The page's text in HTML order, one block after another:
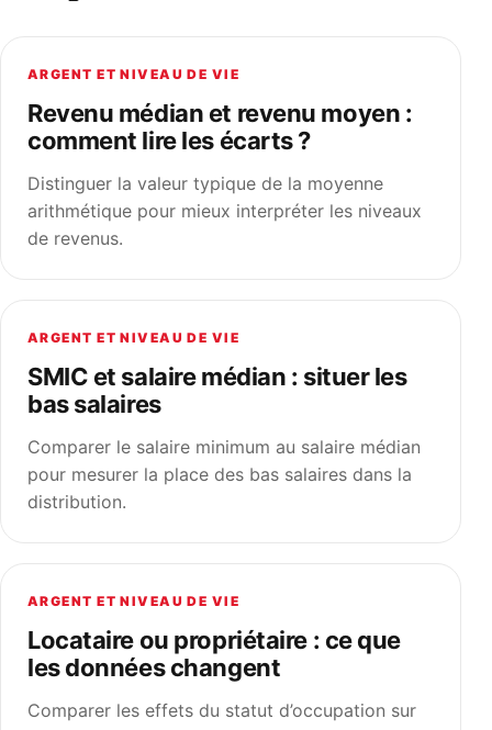
ARGENT ET NIVEAU DE VIE
Revenu médian et revenu moyen :
comment lire les écarts ?
Distinguer la valeur typique de la moyenne
arithmétique pour mieux interpréter les niveaux
de revenus.
ARGENT ET NIVEAU DE VIE
SMIC et salaire médian : situer les
bas salaires
Comparer le salaire minimum au salaire médian
pour mesurer la place des bas salaires dans la
distribution.
ARGENT ET NIVEAU DE VIE
Locataire ou propriétaire : ce que
les données changent
Comparer les effets du statut d’occupation sur